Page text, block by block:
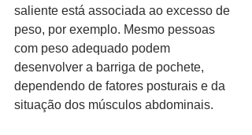
saliente está associada ao excesso de
peso, por exemplo. Mesmo pessoas
com peso adequado podem
desenvolver a barriga de pochete,
dependendo de fatores posturais e da
situação dos músculos abdominais.